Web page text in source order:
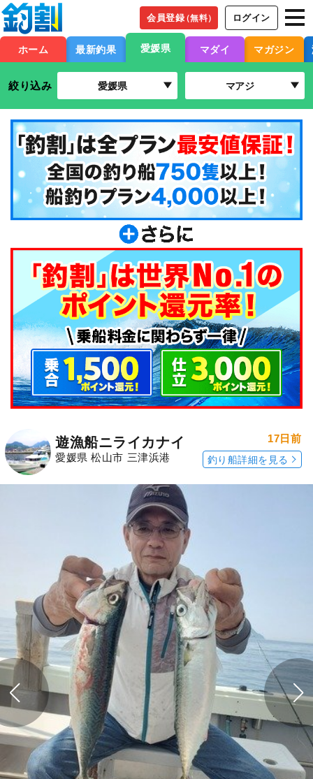
会員登録（無料） ログイン
ホーム 最新釣果 愛媛県 マダイ マガジン
絞り込み 愛媛県 マアジ
遊漁船ニライカナイ
愛媛県 松山市 三津浜港
17日前
釣り船詳細を見る